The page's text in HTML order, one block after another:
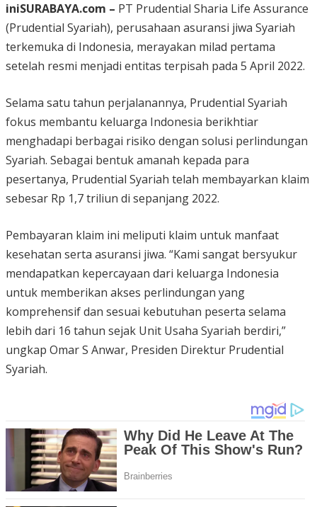
iniSURABAYA.com – PT Prudential Sharia Life Assurance
(Prudential Syariah), perusahaan asuransi jiwa Syariah
terkemuka di Indonesia, merayakan milad pertama
setelah resmi menjadi entitas terpisah pada 5 April 2022.
Selama satu tahun perjalanannya, Prudential Syariah
fokus membantu keluarga Indonesia berikhtiar
menghadapi berbagai risiko dengan solusi perlindungan
Syariah. Sebagai bentuk amanah kepada para
pesertanya, Prudential Syariah telah membayarkan klaim
sebesar Rp 1,7 triliun di sepanjang 2022.
Pembayaran klaim ini meliputi klaim untuk manfaat
kesehatan serta asuransi jiwa. “Kami sangat bersyukur
mendapatkan kepercayaan dari keluarga Indonesia
untuk memberikan akses perlindungan yang
komprehensif dan sesuai kebutuhan peserta selama
lebih dari 16 tahun sejak Unit Usaha Syariah berdiri,”
ungkap Omar S Anwar, Presiden Direktur Prudential
Syariah.